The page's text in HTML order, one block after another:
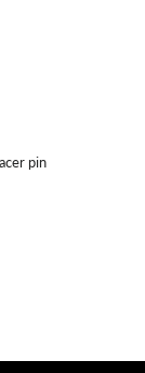
pin